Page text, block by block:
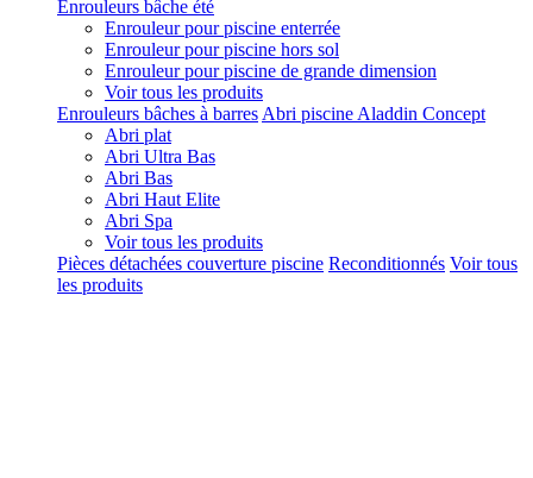
Enrouleurs bâche été
Enrouleur pour piscine enterrée
Enrouleur pour piscine hors sol
Enrouleur pour piscine de grande dimension
Voir tous les produits
Enrouleurs bâches à barres Abri piscine Aladdin Concept
Abri plat
Abri Ultra Bas
Abri Bas
Abri Haut Elite
Abri Spa
Voir tous les produits
Pièces détachées couverture piscine Reconditionnés Voir tous
les produits